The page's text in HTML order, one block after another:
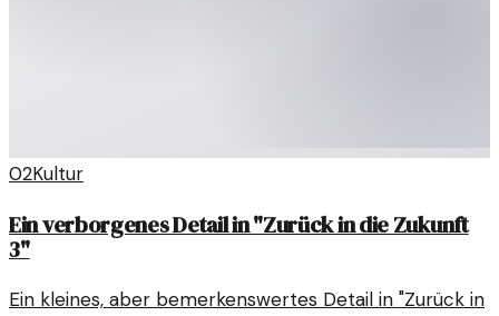
02Kultur
Ein verborgenes Detail in "Zurück in die Zukunft
3"
Ein kleines, aber bemerkenswertes Detail in "Zurück in